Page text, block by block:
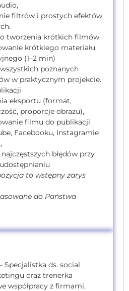
filtrów i prostych efektów
tworzenia krótkich filmów
krótkiego materiału
(1–2 min)
wszystkich poznanych
w praktycznym projekcie.
eksportu (format,
proporcje obrazu),
filmu do publikacji
Facebooku, Instagramie
błędów przy
to wstępny zarys
do Państwa
Specjalistka ds. social
oraz trenerka
współpracy z firmami,